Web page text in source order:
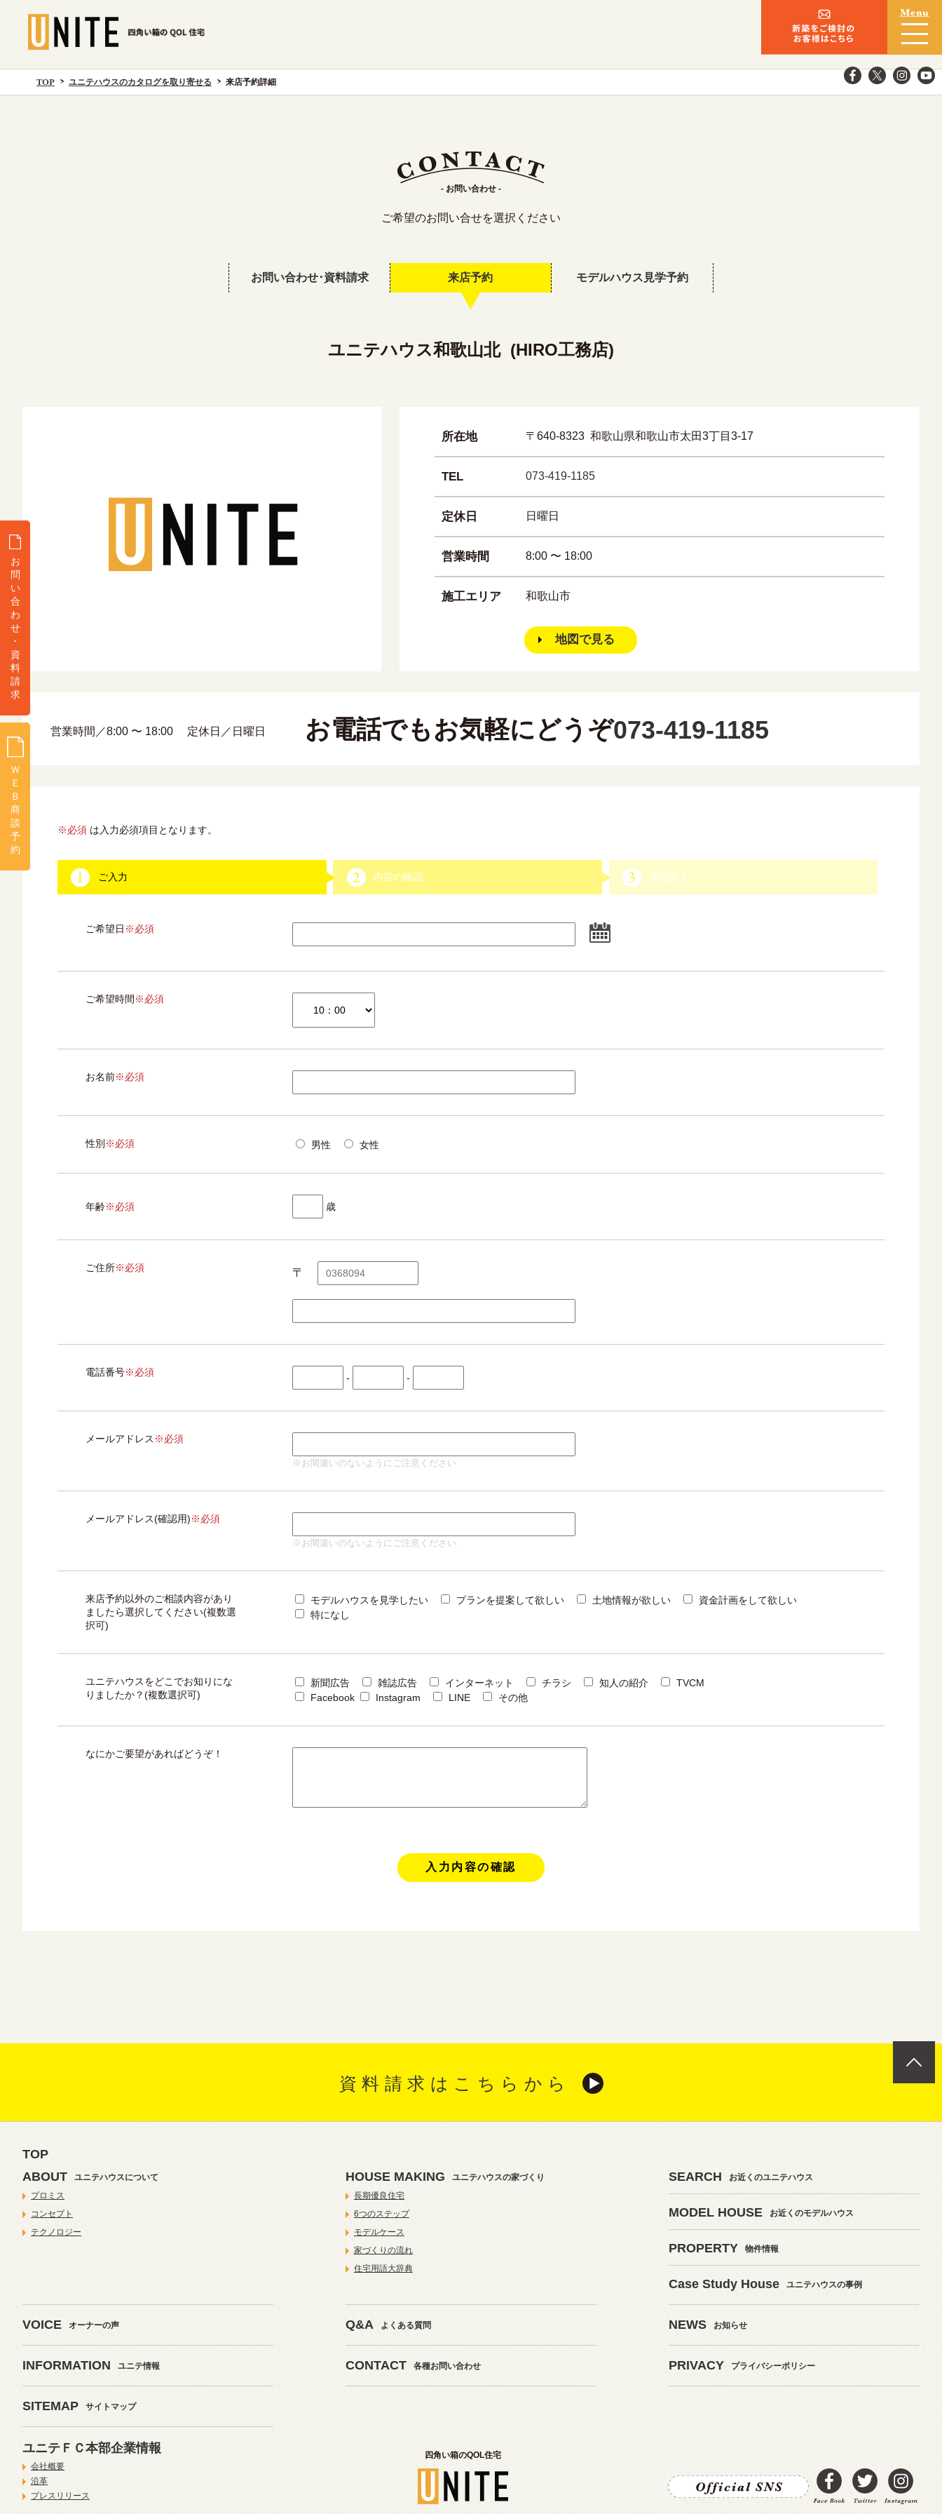
TOP ユニテハウスのカタログを取り寄せる 来店予約詳細
- お問い合わせ -
ご希望のお問い合せを選択ください
お問い合わせ･資料請求 来店予約 モデルハウス見学予約
ユニテハウス和歌山北 (HIRO工務店)
所在地 〒640-8323 和歌山県和歌山市太田3丁目3-17
TEL 073-419-1185
定休日 日曜日
営業時間 8:00 〜 18:00
施工エリア 和歌山市
地図で見る
営業時間／8:00 〜 18:00 定休日／日曜日 お電話でもお気軽にどうぞ073-419-1185
※必須 は入力必須項目となります。
ご入力 内容の確認 送信完了
ご希望日 ※必須
ご希望時間 ※必須
お名前※必須
性別 ※必須 男性 女性
年齢※必須 歳
ご住所※必須 〒
電話番号※必須 - -
メールアドレス ※必須
※お間違いのないようにご注意ください
メールアドレス(確認用)※必須
※お間違いのないようにご注意ください
来店予約以外のご相談内容があり
ましたら選択してください(複数選
択可)
モデルハウスを見学したい プランを提案して欲しい 土地情報が欲しい
資金計画をして欲しい
特になし
ユニテハウスをどこでお知りにな
りましたか？(複数選択可)
新聞広告 雑誌広告 インターネット チラシ 知人の紹介
TVCM
Facebook
Instagram LINE その他
なにかご要望があればどうぞ！
資料請求はこちらから
TOP
ABOUT
ユニテハウスについて
プロミス
コンセプト
テクノロジー
HOUSE MAKING
ユニテハウスの家づくり
長期優良住宅
6つのステップ
モデルケース
家づくりの流れ
住宅用語大辞典
SEARCH お近くのユニテハウス
MODEL HOUSE お近くのモデルハウス
PROPERTY 物件情報
Case Study House ユニテハウスの事例
VOICE オーナーの声 Q&A よくある質問 NEWS お知らせ
INFORMATION ユニテ情報 CONTACT 各種お問い合わせ PRIVACY プライバシーポリシー
SITEMAP サイトマップ
ユニテＦＣ本部企業情報
会社概要
沿革
プレスリリース
四角い箱のQOL住宅
お
問
い
合
わ
せ
･
資
料
請
求
Ｗ
Ｅ
Ｂ
商
談
予
約